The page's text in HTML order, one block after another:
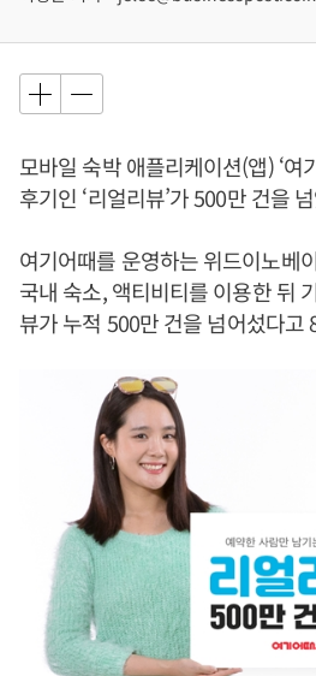
모바일 숙박 애플리케이션(앱) ‘여
후기인 ‘리얼리뷰’가 500만 건을
여기어때를 운영하는 위드이노베
국내 숙소, 액티비티를 이용한 뒤
뷰가 누적 500만 건을 넘어섰다고